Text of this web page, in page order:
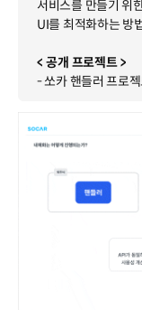
서비스를 만들기 위
UI를 최적화하는 방
< 공개 프로젝트 >
- 쏘카 핸들러 프로